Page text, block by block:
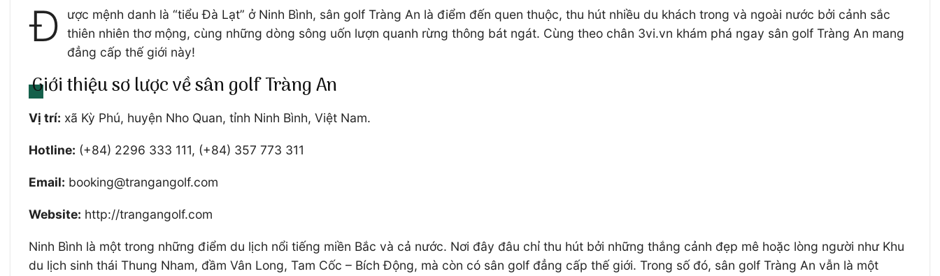
Đ
ược mệnh danh là “tiểu Đà Lạt” ở Ninh Bình, sân golf Tràng An là điểm đến quen thuộc, thu hút nhiều du khách trong và ngoài nước bởi cảnh sắc
thiên nhiên thơ mộng, cùng những dòng sông uốn lượn quanh rừng thông bát ngát. Cùng theo chân 3vi.vn khám phá ngay sân golf Tràng An mang
đẳng cấp thế giới này!
Giới thiệu sơ lược về sân golf Tràng An
Vị trí: xã Kỳ Phú, huyện Nho Quan, tỉnh Ninh Bình, Việt Nam.
Hotline: (+84) 2296 333 111, (+84) 357 773 311
Email: booking@trangangolf.com
Website: http://trangangolf.com
Ninh Bình là một trong những điểm du lịch nổi tiếng miền Bắc và cả nước. Nơi đây đâu chỉ thu hút bởi những thắng cảnh đẹp mê hoặc lòng người như Khu
du lịch sinh thái Thung Nham, đầm Vân Long, Tam Cốc – Bích Động, mà còn có sân golf đẳng cấp thế giới. Trong số đó, sân golf Tràng An vẫn là một